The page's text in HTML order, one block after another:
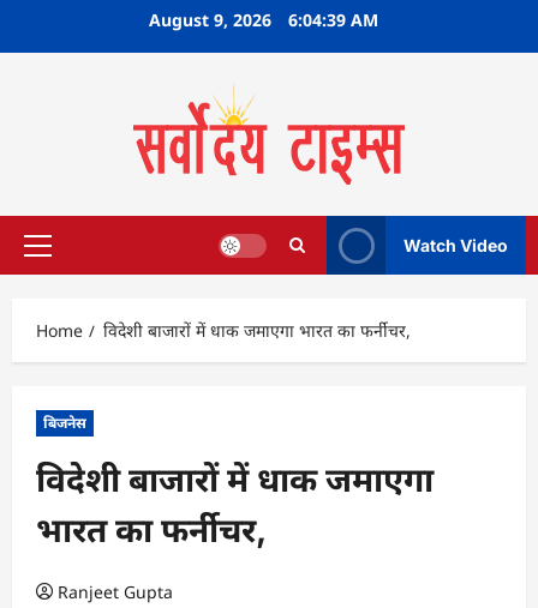
August 9, 2026 6:04:40 AM
Primary
Watch Video
Home विदेशी बाजारों में धाक जमाएगा भारत का फर्नीचर,
बिजनेस
विदेशी बाजारों में धाक जमाएगा
भारत का फर्नीचर,
Ranjeet Gupta